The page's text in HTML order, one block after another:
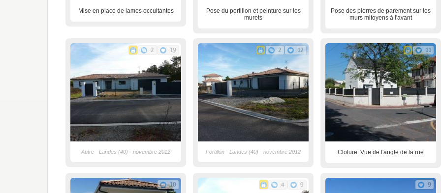
Mise en place de lames occultantes
Pose du portillon et peinture sur les
murets
Pose des pierres de parement sur les
murs mitoyens à l'avant
2 19
Autre - Landes (40) - novembre 2012
2 12
Portillon - Landes (40) - novembre 2012
11
Cloture: Vue de l'angle de la rue
10 4 9 9